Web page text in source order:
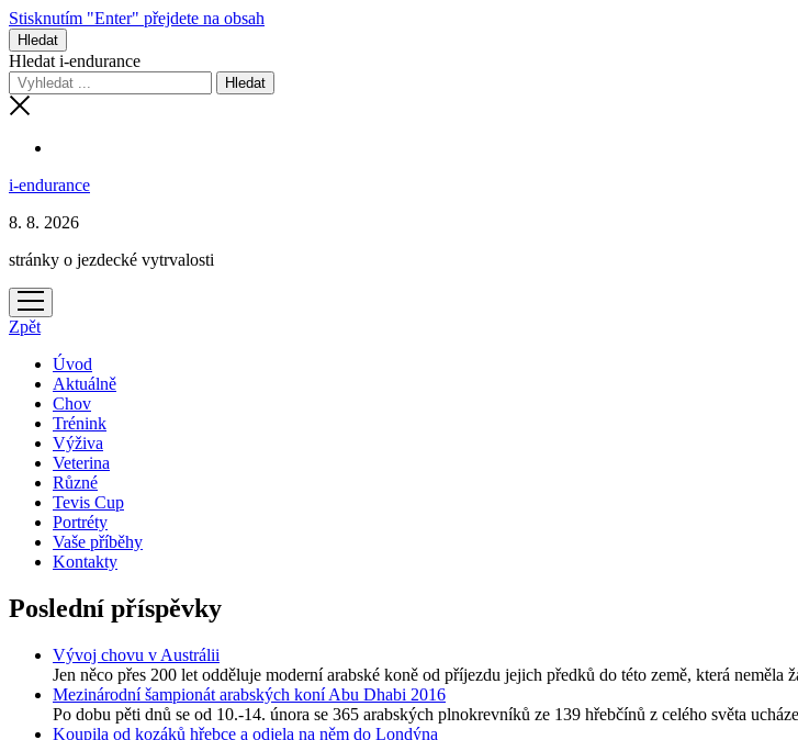
Stisknutím "Enter" přejdete na obsah
Hledat
Hledat i-endurance
i-endurance
8. 8. 2026
stránky o jezdecké vytrvalosti
otevřít
menu
Zpět
Úvod
Aktuálně
Chov
Trénink
Výživa
Veterina
Různé
Tevis Cup
Portréty
Vaše příběhy
Kontakty
Poslední příspěvky
Vývoj chovu v Austrálii
Jen něco přes 200 let odděluje moderní arabské koně od příjezdu jejich předků do této země, která
Mezinárodní šampionát arabských koní Abu Dhabi 2016
Po dobu pěti dnů se od 10.-14. února se 365 arabských plnokrevníků ze 139 hřebčínů z celého světa
Koupila od kozáků hřebce a odjela na něm do Londýna